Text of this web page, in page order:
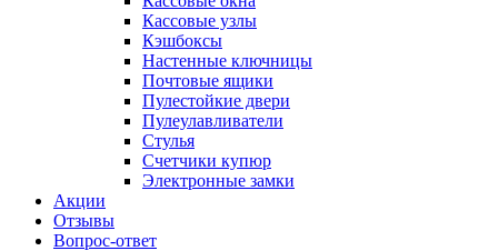
Кассовые узлы
Кэшбоксы
Настенные ключницы
Почтовые ящики
Пулестойкие двери
Пулеулавливатели
Стулья
Счетчики купюр
Электронные замки
Акции
Отзывы
Вопрос-ответ